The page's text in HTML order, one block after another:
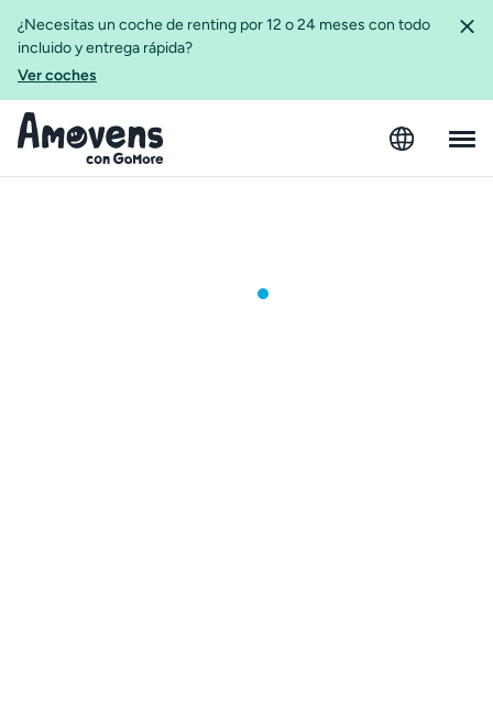
¿Necesitas un coche de renting por 12 o 24 meses con todo
incluido y entrega rápida?
Ver coches